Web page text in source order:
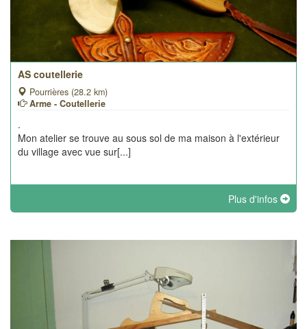
AS coutellerie
Pourrières (28.2 km)
Arme - Coutellerie
.
Mon atelier se trouve au sous sol de ma maison à l'extérieur
du village avec vue sur[...]
Plus d'infos